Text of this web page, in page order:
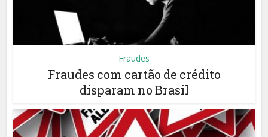
Fraudes
Fraudes com cartão de crédito
disparam no Brasil